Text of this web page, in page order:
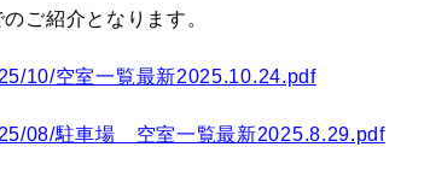
ご紹介となります。
10/空室一覧最新2025.10.24.pdf
08/駐車場 空室一覧最新2025.8.29.pdf